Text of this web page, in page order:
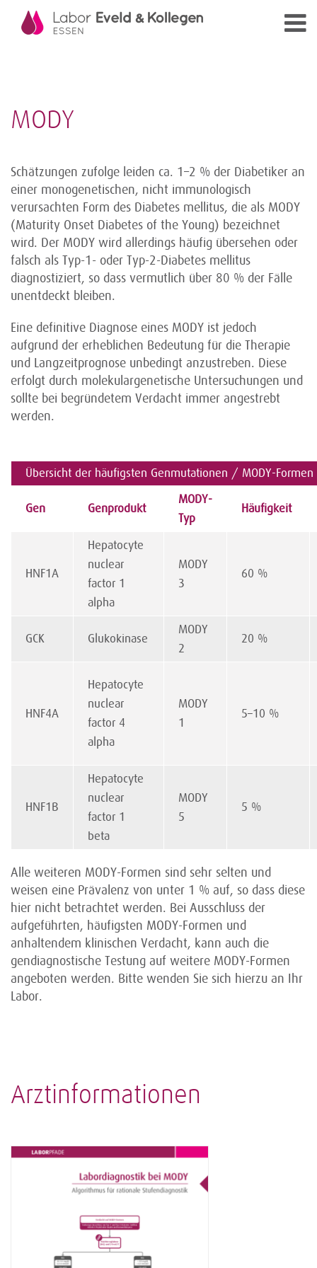
MODY
Schätzungen zufolge leiden ca. 1–2 % der Diabetiker an
einer monogenetischen, nicht immunologisch
verursachten Form des Diabetes mellitus, die als MODY
(Maturity Onset Diabetes of the Young) bezeichnet
wird. Der MODY wird allerdings häufig übersehen oder
falsch als Typ-1- oder Typ-2-Diabetes mellitus
diagnostiziert, so dass vermutlich über 80 % der Fälle
unentdeckt bleiben.
Eine definitive Diagnose eines MODY ist jedoch
aufgrund der erheblichen Bedeutung für die Therapie
und Langzeitprognose unbedingt anzustreben. Diese
erfolgt durch molekulargenetische Untersuchungen und
sollte bei begründetem Verdacht immer angestrebt
werden.
Übersicht der häufigsten Genmutationen / MODY-Formen
Gen Genprodukt
MODY-
Typ
Häufigkeit
HNF1A
Hepatocyte
nuclear
factor 1
alpha
MODY
3
60 %
GCK Glukokinase
MODY
2
20 %
HNF4A
Hepatocyte
nuclear
factor 4
alpha
MODY
1
5–10 %
HNF1B
Hepatocyte
nuclear
factor 1
beta
MODY
5
5 %
Alle weiteren MODY-Formen sind sehr selten und
weisen eine Prävalenz von unter 1 % auf, so dass diese
hier nicht betrachtet werden. Bei Ausschluss der
aufgeführten, häufigsten MODY-Formen und
anhaltendem klinischen Verdacht, kann auch die
gendiagnostische Testung auf weitere MODY-Formen
angeboten werden. Bitte wenden Sie sich hierzu an Ihr
Labor.
Arztinformationen